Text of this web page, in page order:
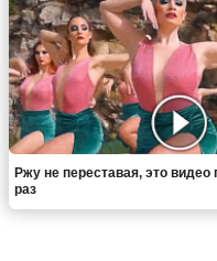
Ржу не переставая, это
раз